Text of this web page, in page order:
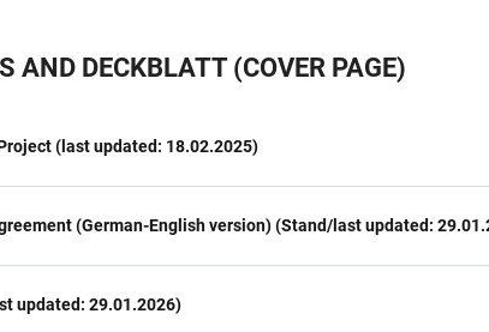
AND DECKBLATT (COVER PAGE)
(last updated: 18.02.2025)
(German-English version) (Stand/last updated:
updated: 29.01.2026)